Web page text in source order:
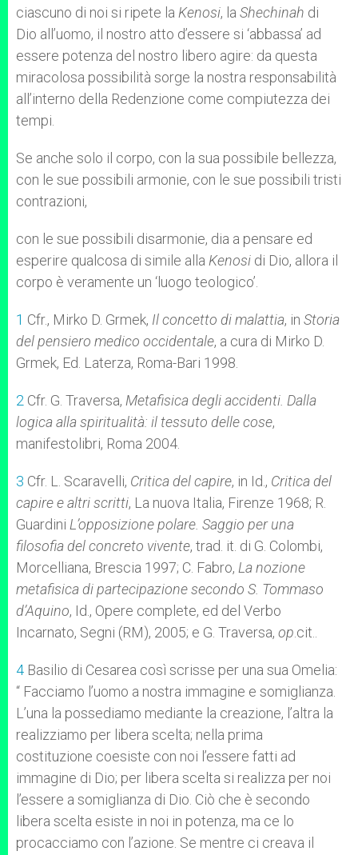
ciascuno di noi si ripete la Kenosi, la Shechinah di
Dio all’uomo, il nostro atto d’essere si ‘abbassa’ ad
essere potenza del nostro libero agire: da questa
miracolosa possibilità sorge la nostra responsabilità
all’interno della Redenzione come compiutezza dei
tempi.
Se anche solo il corpo, con la sua possibile bellezza,
con le sue possibili armonie, con le sue possibili tristi
contrazioni,
con le sue possibili disarmonie, dia a pensare ed
esperire qualcosa di simile alla Kenosi di Dio, allora il
corpo è veramente un ‘luogo teologico’.
1 Cfr., Mirko D. Grmek, Il concetto di malattia, in Storia
del pensiero medico occidentale, a cura di Mirko D.
Grmek, Ed. Laterza, Roma-Bari 1998.
2 Cfr. G. Traversa, Metafisica degli accidenti. Dalla
logica alla spiritualità: il tessuto delle cose,
manifestolibri, Roma 2004.
3 Cfr. L. Scaravelli, Critica del capire, in Id., Critica del
capire e altri scritti, La nuova Italia, Firenze 1968; R.
Guardini L’opposizione polare. Saggio per una
filosofia del concreto vivente, trad. it. di G. Colombi,
Morcelliana, Brescia 1997; C. Fabro, La nozione
metafisica di partecipazione secondo S. Tommaso
d’Aquino, Id., Opere complete, ed del Verbo
Incarnato, Segni (RM), 2005; e G. Traversa, op .cit..
4 Basilio di Cesarea così scrisse per una sua Omelia:
“ Facciamo l’uomo a nostra immagine e somiglianza.
L’una la possediamo mediante la creazione, l’altra la
realizziamo per libera scelta; nella prima
costituzione coesiste con noi l’essere fatti ad
immagine di Dio; per libera scelta si realizza per noi
l’essere a somiglianza di Dio. Ciò che è secondo
libera scelta esiste in noi in potenza, ma ce lo
procacciamo con l’azione. Se mentre ci creava il